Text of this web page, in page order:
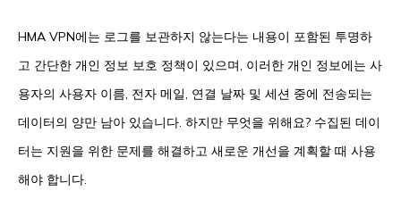
HMA VPN에는 로그를 보관하지 않는다는 내용이 포함된 투명하
고 간단한 개인 정보 보호 정책이 있으며, 이러한 개인 정보에는 사
용자의 사용자 이름, 전자 메일, 연결 날짜 및 세션 중에 전송되는
데이터의 양만 남아 있습니다. 하지만 무엇을 위해요? 수집된 데이
터는 지원을 위한 문제를 해결하고 새로운 개선을 계획할 때 사용
해야 합니다.